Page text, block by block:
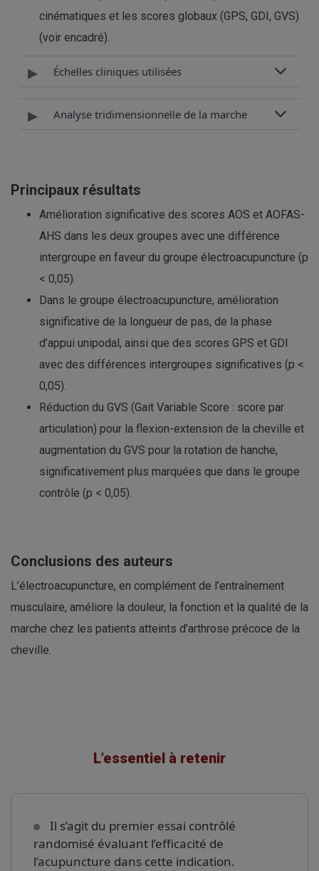
cinématiques et les scores globaux (GPS, GDI, GVS)
(voir encadré).
▸ Échelles cliniques utilisées
▸ Analyse tridimensionnelle de la marche
Principaux résultats
Amélioration significative des scores AOS et AOFAS-
AHS dans les deux groupes avec une différence
intergroupe en faveur du groupe électroacupuncture (p
< 0,05).
Dans le groupe électroacupuncture, amélioration
significative de la longueur de pas, de la phase
d’appui unipodal, ainsi que des scores GPS et GDI
avec des différences intergroupes significatives (p <
0,05).
Réduction du GVS (Gait Variable Score : score par
articulation) pour la flexion-extension de la cheville et
augmentation du GVS pour la rotation de hanche,
significativement plus marquées que dans le groupe
contrôle (p < 0,05).
Conclusions des auteurs
L’électroacupuncture, en complément de l’entraînement
musculaire, améliore la douleur, la fonction et la qualité de la
marche chez les patients atteints d’arthrose précoce de la
cheville.
L’essentiel à retenir
Il s’agit du premier essai contrôlé
randomisé évaluant l’efficacité de
l’acupuncture dans cette indication.